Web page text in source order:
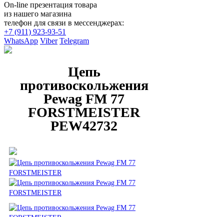
On-line презентация товара
из нашего магазина
телефон для связи в мессенджерах:
+7 (911) 923-93-51
WhatsApp Viber Telegram
Цепь
противоскольжения
Pewag FM 77
FORSTMEISTER
PEW42732